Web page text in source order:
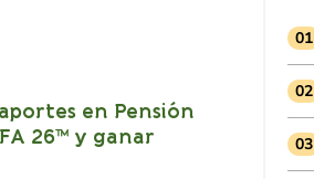
01
02
03
en Pensión
26™ y ganar